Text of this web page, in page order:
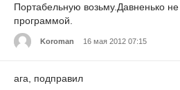
Портабельную возьму.Давненько
программой.
Koroman 16 мая 2012 07:15
ага, подправил